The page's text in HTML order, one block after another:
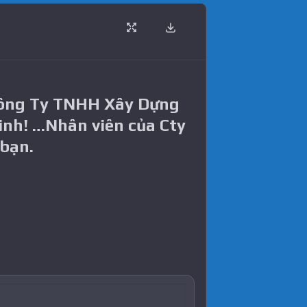
Ty TNHH Xây Dựng
…Nhân viên của Cty